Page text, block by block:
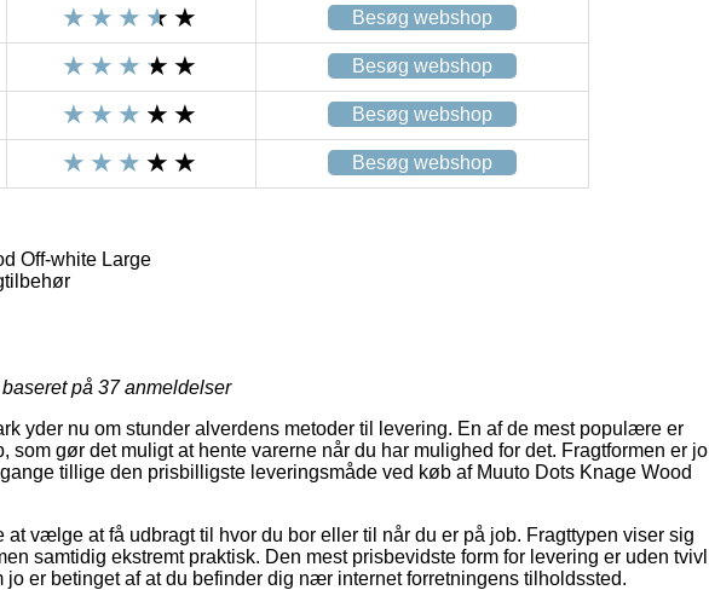
Besøg webshop
Besøg webshop
Besøg webshop
Besøg webshop
Off-white Large
på 37anmeldelser
yder nu om stunder alverdens metoder til levering. En af de mest populære er
som gør det muligt at hente varerne når du har mulighed for det. Fragtformen er jo
tillige den prisbilligste leveringsmåde ved køb af Muuto Dots Knage Wood
vælge at få udbragt til hvor du bor eller til når du er på job. Fragttypen viser sig
samtidig ekstremt praktisk. Den mest prisbevidste form for levering er uden tvivl
jo er betinget af at du befinder dig nær internet forretningens tilholdssted.